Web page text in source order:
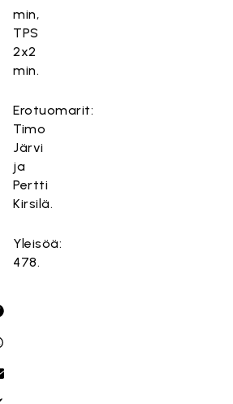
min,
TPS
2x2
min.
Erotuomarit:
Timo
Järvi
ja
Pertti
Kirsilä.
Yleisöä:
478.